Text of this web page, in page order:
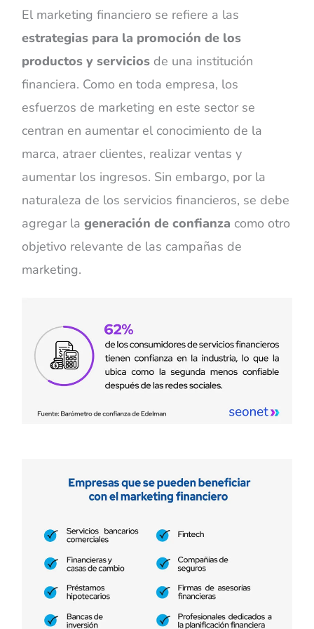
El marketing financiero se refiere a las
estrategias para la promoción de los
productos y servicios de una institución
financiera. Como en toda empresa, los
esfuerzos de marketing en este sector se
centran en aumentar el conocimiento de la
marca, atraer clientes, realizar ventas y
aumentar los ingresos. Sin embargo, por la
naturaleza de los servicios financieros, se debe
agregar lageneración de confianza como otro
objetivo relevante de las campañas de
marketing.